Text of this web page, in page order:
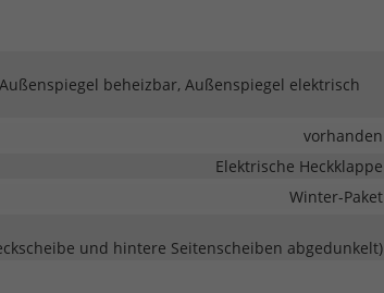
beheizbar, Außenspiegel elektrisch
vorhanden
Elektrische Heckklappe
Winter-Paket
und hintere Seitenscheiben abgedunkelt)